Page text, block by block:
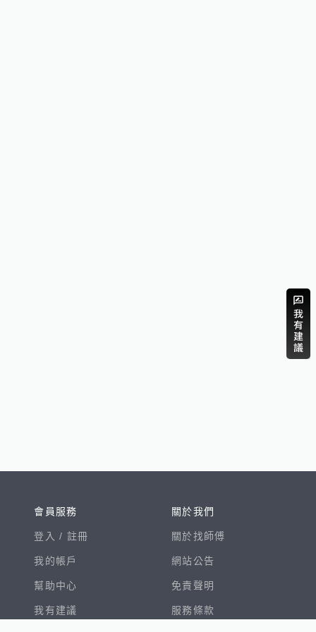
會員服務
登入 / 註冊
我的帳戶
幫助中心
我有建議
關於我們
關於找師傅
網站公告
免責聲明
服務條款